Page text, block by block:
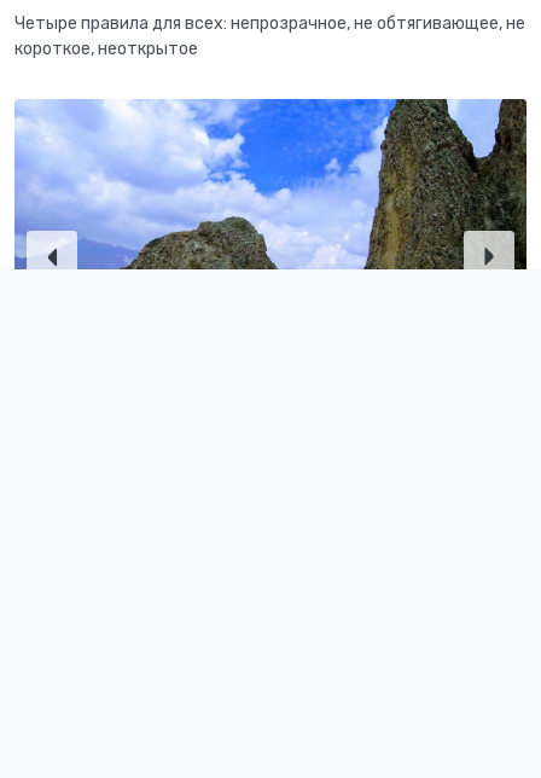
Четыре правила для всех: непрозрачное, не обтягивающее, не
короткое, неоткрытое